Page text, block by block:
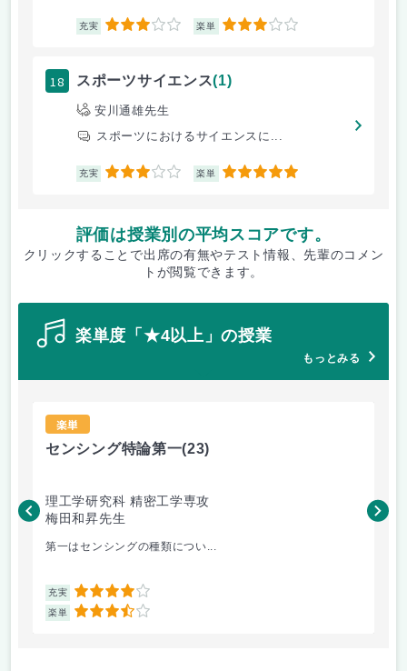
充実 3 楽単 3
18 スポーツサイエンス(1)
安川通雄先生
スポーツにおけるサイエンスに...
充実 3 楽単 5
評価は授業別の平均スコアです。
クリックすることで出席の有無やテスト情報、先輩のコメン
トが閲覧できます。
楽単度「★4以上」の授業
もっとみる
楽単
センシング特論第一(23)
理工学研究科 精密工学専攻
梅田和昇先生
第一はセンシングの種類につい...
充実 4
楽単 3.5
篠